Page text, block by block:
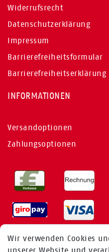
Wir verwenden Cookies
Widerrufsrecht
Datenschutzerklärung
Impressum
Barrierefreiheitsformular
Barrierefreiheitserklärung
INFORMATIONEN
Versandoptionen
Zahlungsoptionen